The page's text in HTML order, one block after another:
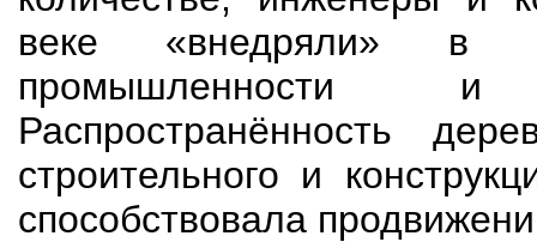
веке «внедряли» в
промышленности и
Распространённость
строительного и
способствовала